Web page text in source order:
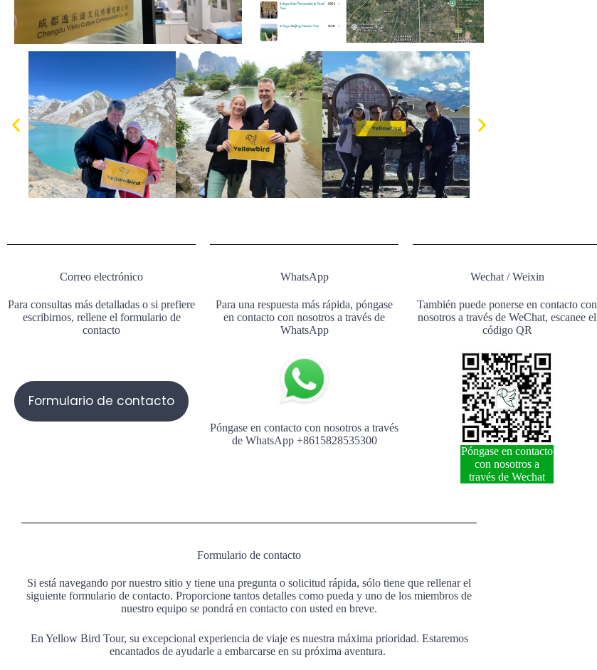
Correo electrónico
Para consultas más detalladas o si prefiere
escribirnos, rellene el formulario de
contacto
Formulario de contacto
WhatsApp
Para una respuesta más rápida, póngase
en contacto con nosotros a través de
WhatsApp
Póngase en contacto con nosotros a través
de WhatsApp +8615828535300
Wechat / Weixin
También puede ponerse en contacto con
nosotros a través de WeChat, escanee el
código QR
Póngase en contacto
con nosotros a
través de Wechat
Formulario de contacto
Si está navegando por nuestro sitio y tiene una pregunta o solicitud rápida, sólo tiene que rellenar el
siguiente formulario de contacto. Proporcione tantos detalles como pueda y uno de los miembros de
nuestro equipo se pondrá en contacto con usted en breve.
En Yellow Bird Tour, su excepcional experiencia de viaje es nuestra máxima prioridad. Estaremos
encantados de ayudarle a embarcarse en su próxima aventura.